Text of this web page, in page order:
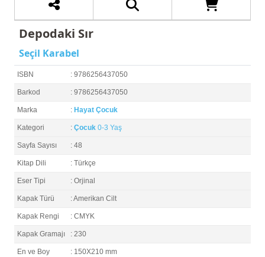
Depodaki Sır
Seçil Karabel
ISBN : 9786256437050
Barkod : 9786256437050
Marka : Hayat Çocuk
Kategori : Çocuk 0-3 Yaş
Sayfa Sayısı : 48
Kitap Dili : Türkçe
Eser Tipi : Orjinal
Kapak Türü : Amerikan Cilt
Kapak Rengi : CMYK
Kapak Gramajı : 230
En ve Boy : 150X210 mm